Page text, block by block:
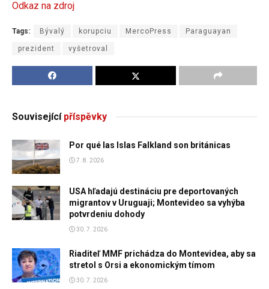
Odkaz na zdroj
Tags: Bývalý korupciu MercoPress Paraguayan
prezident vyšetroval
Souvisejícípříspěvky
Por qué las Islas Falkland son británicas
7. 8. 2026
USA hľadajú destináciu pre deportovaných
migrantov v Uruguaji; Montevideo sa vyhýba
potvrdeniu dohody
30. 7. 2026
Riaditeľ MMF prichádza do Montevidea, aby sa
stretol s Orsi a ekonomickým tímom
30. 7. 2026